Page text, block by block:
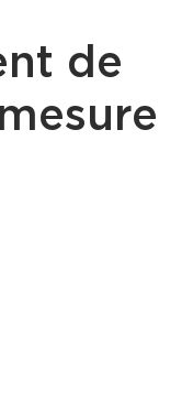
de